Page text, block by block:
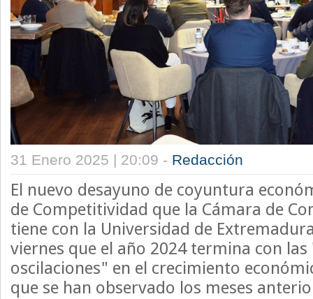
31 Enero 2025 | 20:09 - Redacción
El nuevo desayuno de coyuntura
de Competitividad que la Cámara de
tiene con la Universidad de
viernes que el año 2024 termina con
oscilaciones" en el crecimiento
que se han observado los meses